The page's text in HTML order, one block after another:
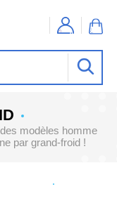
modèles homme
par grand-froid !